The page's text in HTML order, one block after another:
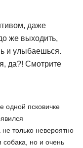
даже
же выходить,
и улыбаешься.
да?! Смотрите
одной псковичке
только невероятно
собака, но и очень